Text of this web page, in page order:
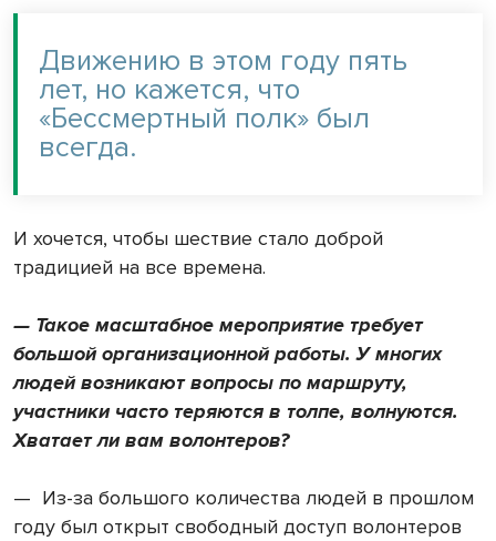
Движению в этом году пять
лет, но кажется, что
«Бессмертный полк» был
всегда.
И хочется, чтобы шествие стало доброй
традицией на все времена.
— Такое масштабное мероприятие требует
большой организационной работы. У многих
людей возникают вопросы по маршруту,
участники часто теряются в толпе, волнуются.
Хватает ли вам волонтеров?
— Из-за большого количества людей в прошлом
году был открыт свободный доступ волонтеров